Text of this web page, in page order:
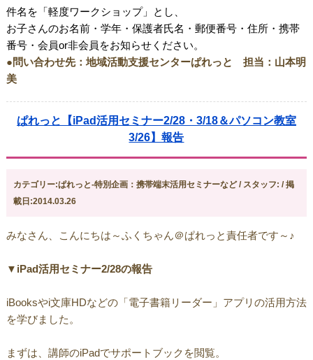
件名を「軽度ワークショップ」とし、
お子さんのお名前・学年・保護者氏名・郵便番号・住所・携帯
番号・会員or非会員をお知らせください。
●問い合わせ先：地域活動支援センターぱれっと 担当：山本明
美
ぱれっと【iPad活用セミナー2/28・3/18＆パソコン教室
3/26】報告
カテゴリー:ぱれっと-特別企画：携帯端末活用セミナーなど / スタッフ: / 掲
載日:2014.03.26
みなさん、こんにちは～ふくちゃん＠ぱれっと責任者です～♪
▼iPad活用セミナー2/28の報告
iBooksやi文庫HDなどの「電子書籍リーダー」アプリの活用方法
を学びました。
まずは、講師のiPadでサポートブックを閲覧。